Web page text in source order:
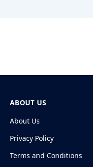
ABOUT US
About Us
Privacy Policy
Terms and Conditions